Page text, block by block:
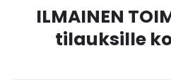
ILMAINEN
tilauksille